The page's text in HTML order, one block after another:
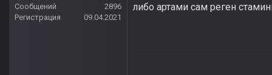
Сообщений
2896
Регистрация
09.04.2021
либо артами сам реген